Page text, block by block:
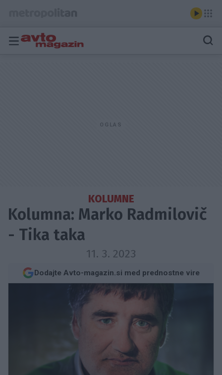
KOLUMNE
Kolumna: Marko Radmilovič
- Tika taka
11. 3. 2023
Dodajte Avto-magazin.si med prednostne vire